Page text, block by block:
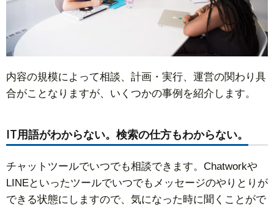
内容の規模によって相談、計画・実行、運営の関わり具
合がことなりますが、いくつかの事例を紹介します。
IT用語がわからない。検索の仕方もわからない。
チャットツールでいつでも相談できます。Chatworkや
LINEといったツールでいつでもメッセージのやりとりが
できる状態にしますので、気になった時に聞くことがで